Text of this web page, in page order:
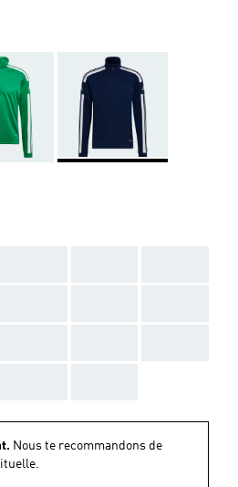
Nous te recommandons de